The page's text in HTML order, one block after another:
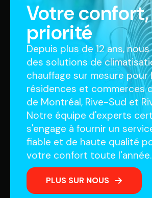
Votre
priorité
Depuis plus de 12 ans,
des solutions de
chauffage sur mesure pour
résidences et commerces
de Montréal, Rive-Sud et
Notre équipe d'experts
s'engage à fournir un
fiable et de haute qualité
votre confort toute l'année.
PLUS SUR NOUS